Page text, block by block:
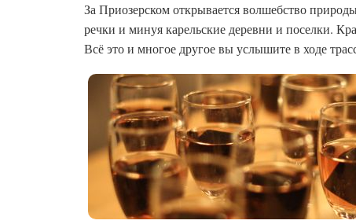
За Приозерском открывается волшебство
речки и минуя карельские деревни и поселки.
Всё это и многое другое вы услышите в ходе